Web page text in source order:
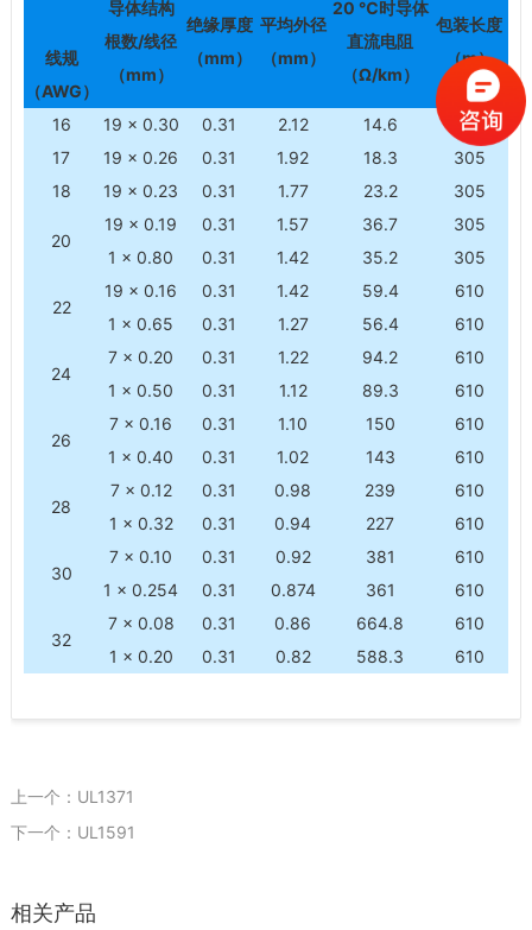
线规
（AWG）
导体结构
根数/线径
（mm）
绝缘厚度
（mm）
平均外径
（mm）
20 ℃时导体
直流电阻
（Ω/km）
包装长度
（m）
16 19 × 0.30 0.31 2.12 14.6
305
17
19 × 0.26 0.31 1.92 18.3
305
18
19 × 0.23 0.31 1.77 23.2 305
20
19 × 0.19 0.31 1.57 36.7
305
1 × 0.80
0.31 1.42 35.2 305
22
19 × 0.16 0.31 1.42 59.4
610
1 × 0.65
0.31 1.27 56.4 610
24
7 × 0.20 0.31 1.22 94.2
610
1 × 0.50
0.31 1.12 89.3 610
26
7 × 0.16 0.31 1.10 150
610
1 × 0.40
0.31 1.02 143 610
28
7 × 0.12 0.31 0.98 239
610
1 × 0.32
0.31 0.94 227 610
30
7 × 0.10 0.31 0.92 381
610
1 × 0.254
0.31 0.874 361 610
32
7 × 0.08 0.31 0.86 664.8
610
1 × 0.20
0.31 0.82 588.3 610
上一个：UL1371
下一个：UL1591
相关产品